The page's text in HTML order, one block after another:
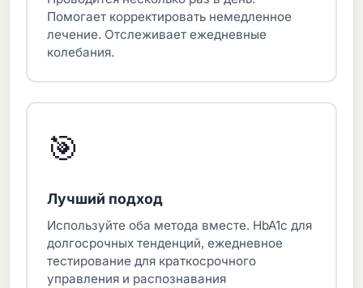
Помогает корректировать немедленное
лечение. Отслеживает ежедневные
колебания.
🎯
Лучший подход
Используйте оба метода вместе. HbA1c для
долгосрочных тенденций, ежедневное
тестирование для краткосрочного
управления и распознавания